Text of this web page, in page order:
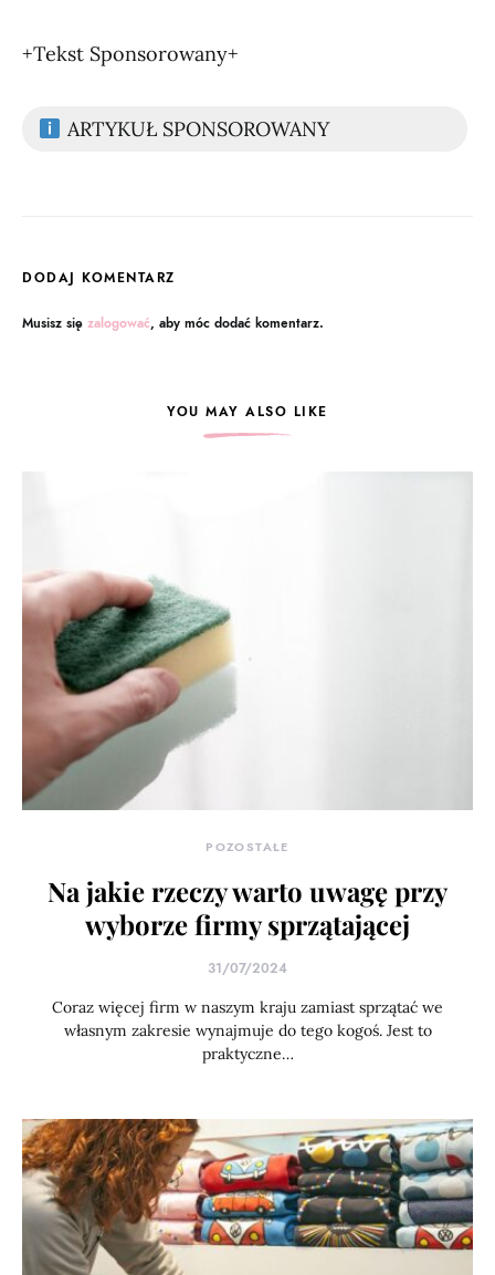
+Tekst Sponsorowany+
ARTYKUŁ SPONSOROWANY
DODAJ KOMENTARZ
Musisz się zalogować, aby móc dodać komentarz.
YOU MAY ALSO LIKE
POZOSTAŁE
Na jakie rzeczy warto uwagę przy
wyborze firmy sprzątającej
31/07/2024
Coraz więcej firm w naszym kraju zamiast sprzątać we
własnym zakresie wynajmuje do tego kogoś. Jest to
praktyczne…